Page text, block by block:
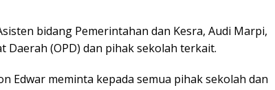
bidang Pemerintahan dan Kesra, Audi Marpi,
Daerah (OPD) dan pihak sekolah terkait.
Edwar meminta kepada semua pihak sekolah dan